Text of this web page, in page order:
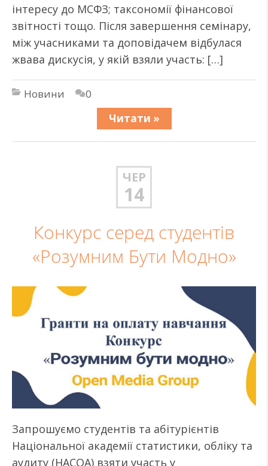
інтересу до МСФЗ; таксономії фінансової
звітності тощо. Після завершення семінару,
між учасниками та доповідачем відбулася
жвава дискусія, у якій взяли участь: […]
Новини
0
Читати »
ЧЕР
14
Конкурс серед студентів
«Розумним Бути Модно»
Запрошуємо студентів та абітурієнтів
Національної академії статистики, обліку та
аудиту (НАСОА) взяти участь у